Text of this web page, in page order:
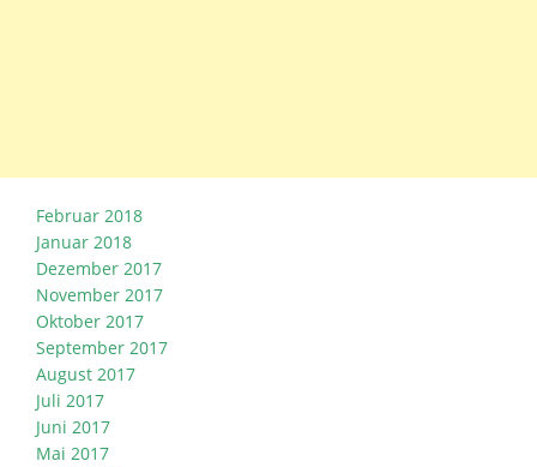
Februar 2018
Januar 2018
Dezember 2017
November 2017
Oktober 2017
September 2017
August 2017
Juli 2017
Juni 2017
Mai 2017